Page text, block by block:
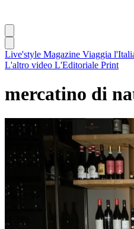
Live'style Magazine Viaggia
L'altro video L'Editoriale Print
mercatino di